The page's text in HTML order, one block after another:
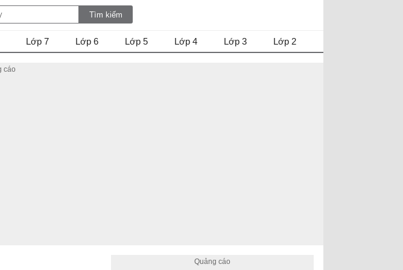
Lớp 7 Lớp 6 Lớp 5 Lớp 4 Lớp 3 Lớp 2